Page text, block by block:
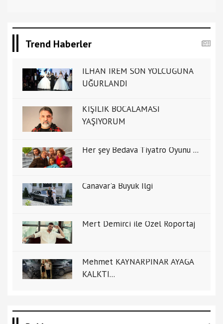
Trend Haberler
İLHAN İREM SON YOLCUĞUNA
UĞURLANDI
KİŞİLİK BOCALAMASI
YAŞIYORUM
Her şey Bedava Tiyatro Oyunu ...
Canavar'a Büyük İlgi
Mert Demirci ile Özel Ropörtaj
Mehmet KAYNARPINAR AYAĞA
KALKTI...